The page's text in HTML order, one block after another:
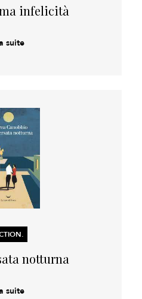
infelicità
suite
notturna
suite